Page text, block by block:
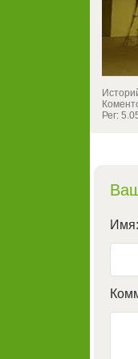
Рег:
Имя: